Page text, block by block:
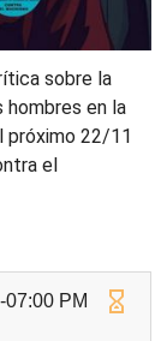
sobre la
hombres en la
próximo 22/11
el
07:00 PM